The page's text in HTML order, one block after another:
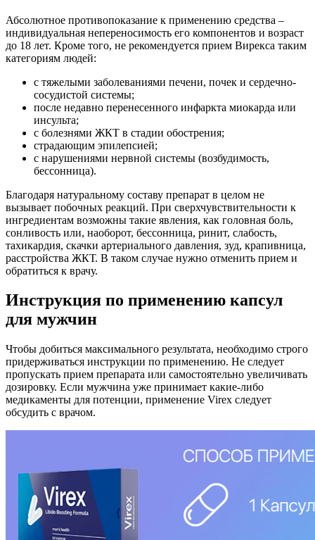
Абсолютное противопоказание к применению средства –
индивидуальная непереносимость его компонентов и возраст
до 18 лет. Кроме того, не рекомендуется прием Вирекса таким
категориям людей:
с тяжелыми заболеваниями печени, почек и сердечно-
сосудистой системы;
после недавно перенесенного инфаркта миокарда или
инсульта;
с болезнями ЖКТ в стадии обострения;
страдающим эпилепсией;
с нарушениями нервной системы (возбудимость,
бессонница).
Благодаря натуральному составу препарат в целом не
вызывает побочных реакций. При сверхчувствительности к
ингредиентам возможны такие явления, как головная боль,
сонливость или, наоборот, бессонница, ринит, слабость,
тахикардия, скачки артериального давления, зуд, крапивница,
расстройства ЖКТ. В таком случае нужно отменить прием и
обратиться к врачу.
Инструкция по применению капсул
для мужчин
Чтобы добиться максимального результата, необходимо строго
придерживаться инструкции по применению. Не следует
пропускать прием препарата или самостоятельно увеличивать
дозировку. Если мужчина уже принимает какие-либо
медикаменты для потенции, применение Virex следует
обсудить с врачом.